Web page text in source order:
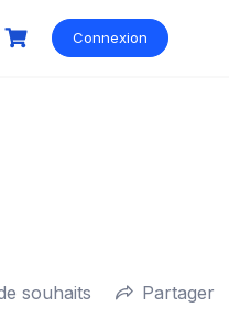
Connexion
souhaits Partager